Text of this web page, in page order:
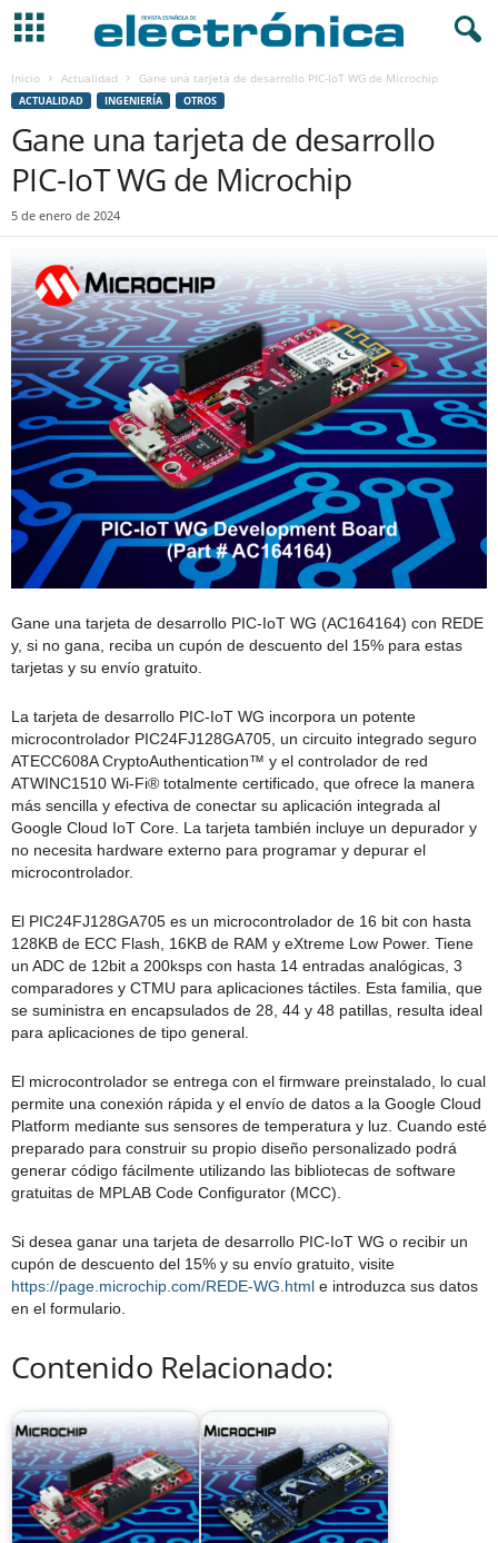
Inicio Actualidad Gane una tarjeta de desarrollo PIC-IoT WG de Microchip
ACTUALIDAD INGENIERÍA OTROS
Gane una tarjeta de desarrollo
PIC-IoT WG de Microchip
5 de enero de 2024
Gane una tarjeta de desarrollo PIC-IoT WG (AC164164) con REDE
y, si no gana, reciba un cupón de descuento del 15% para estas
tarjetas y su envío gratuito.
La tarjeta de desarrollo PIC-IoT WG incorpora un potente
microcontrolador PIC24FJ128GA705, un circuito integrado seguro
ATECC608A CryptoAuthentication™ y el controlador de red
ATWINC1510 Wi-Fi® totalmente certificado, que ofrece la manera
más sencilla y efectiva de conectar su aplicación integrada al
Google Cloud IoT Core. La tarjeta también incluye un depurador y
no necesita hardware externo para programar y depurar el
microcontrolador.
El PIC24FJ128GA705 es un microcontrolador de 16 bit con hasta
128KB de ECC Flash, 16KB de RAM y eXtreme Low Power. Tiene
un ADC de 12bit a 200ksps con hasta 14 entradas analógicas, 3
comparadores y CTMU para aplicaciones táctiles. Esta familia, que
se suministra en encapsulados de 28, 44 y 48 patillas, resulta ideal
para aplicaciones de tipo general.
El microcontrolador se entrega con el firmware preinstalado, lo cual
permite una conexión rápida y el envío de datos a la Google Cloud
Platform mediante sus sensores de temperatura y luz. Cuando esté
preparado para construir su propio diseño personalizado podrá
generar código fácilmente utilizando las bibliotecas de software
gratuitas de MPLAB Code Configurator (MCC).
Si desea ganar una tarjeta de desarrollo PIC-IoT WG o recibir un
cupón de descuento del 15% y su envío gratuito, visite
https://page.microchip.com/REDE-WG.html e introduzca sus datos
en el formulario.
Contenido Relacionado: